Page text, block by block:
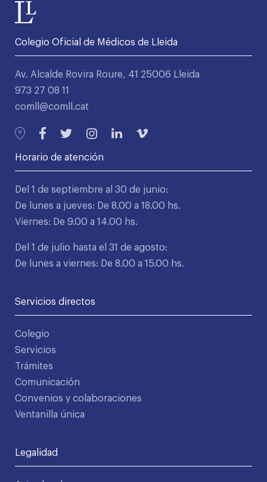
Colegio Oficial de Médicos de Lleida
Av. Alcalde Rovira Roure, 41 25006 Lleida
973 27 08 11
comll@comll.cat
Horario de atención
Del 1 de septiembre al 30 de junio:
De lunes a jueves: De 8.00 a 18.00 hs.
Viernes: De 9.00 a 14.00 hs.
Del 1 de julio hasta el 31 de agosto:
De lunes a viernes: De 8.00 a 15.00 hs.
Servicios directos
Colegio
Servicios
Trámites
Comunicación
Convenios y colaboraciones
Ventanilla única
Legalidad